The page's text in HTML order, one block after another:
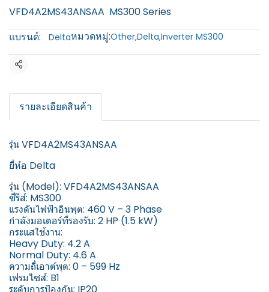
VFD4A2MS43ANSAA MS300 Series
แบรนด์:
Deltaหมวดหมู่:Other,Delta,Inverter MS300
แชร์
รายละเอียดสินค้า
รุ่น VFD4A2MS43ANSAA
ยี่ห้อ Delta
รุ่น (Model): VFD4A2MS43ANSAA
ซีรีส์: MS300
แรงดันไฟฟ้าอินพุต: 460 V – 3 Phase
กำลังมอเตอร์ที่รองรับ: 2 HP (1.5 kW)
กระแสใช้งาน:
Heavy Duty: 4.2 A
Normal Duty: 4.6 A
ความถี่เอาต์พุต: 0 – 599 Hz
เฟรมไซส์: B1